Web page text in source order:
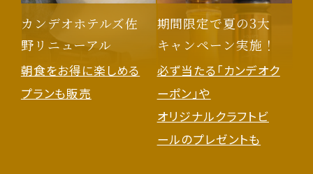
カンデオホテルズ佐
野リニューアル
朝食をお得に楽しめる
プランも販売
期間限定で夏の3大
キャンペーン実施！
必ず当たる「カンデオク
ーポン」や
オリジナルクラフトビ
ールのプレゼントも